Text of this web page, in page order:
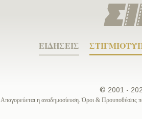
ΕΙΔΗΣΕΙΣ
© 2001 -
Απαγορεύεται η αναδημοσίευση. Όροι & Προυποθέσεις